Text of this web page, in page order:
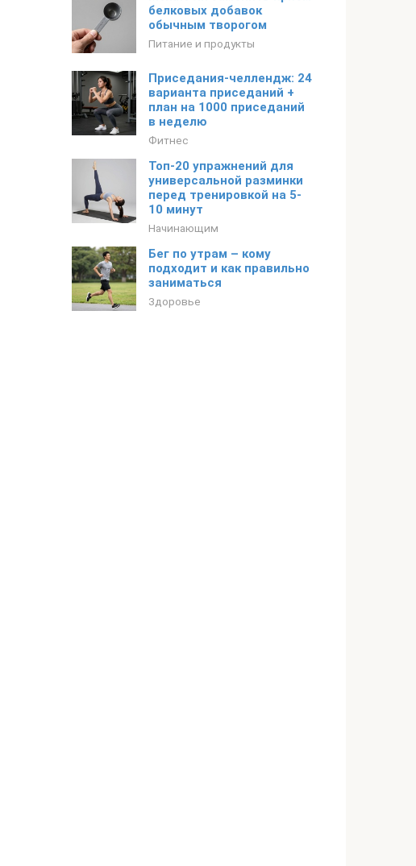
белковых добавок
обычным творогом
Питание и продукты
Приседания-челлендж: 24
варианта приседаний +
план на 1000 приседаний
в неделю
Фитнес
Топ-20 упражнений для
универсальной разминки
перед тренировкой на 5-
10 минут
Начинающим
Бег по утрам – кому
подходит и как правильно
заниматься
Здоровье